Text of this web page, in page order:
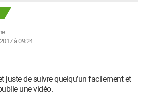
à 09:24
juste de suivre quelqu’un facilement et
une vidéo.